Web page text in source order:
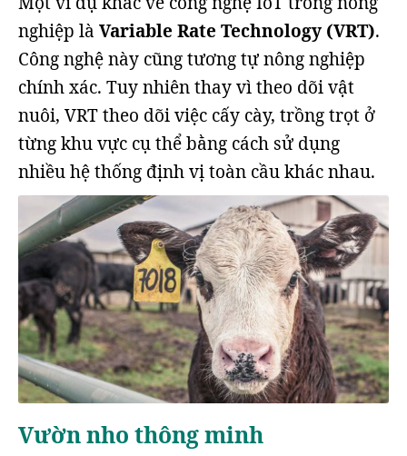
nghiệp là Variable Rate Technology (VRT).
Công nghệ này cũng tương tự nông nghiệp
chính xác. Tuy nhiên thay vì theo dõi vật
nuôi, VRT theo dõi việc cấy cày, trồng trọt ở
từng khu vực cụ thể bằng cách sử dụng
nhiều hệ thống định vị toàn cầu khác nhau.
Vườn nho thông minh